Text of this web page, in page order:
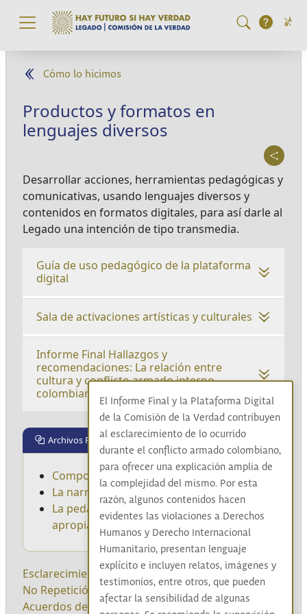
Pasar al contenido principal
Cómo lo hicimos
Productos y formatos en
lenguajes diversos
Desarrollar acciones, herramientas pedagógicas y
comunicativas, usando lenguajes diversos y
contenidos en formatos digitales, para así darle al
Legado una intención de tipo transmedia.
Guía de uso pedagógico de la plataforma
digital
Sala de activaciones artísticas y culturales
Informe Final Hallazgos y
recomendaciones: La relación entre
cultura y conflicto armado interno
colombiano.
Archivos Relacionados
Componentes de la estrategia
La narrativa del Legado
La pedagogía para la movilización y la
apropiación social del Legado
Esclarecimiento|Reconocimiento|Convivencia|
No Repetición
|Diálogo social|Sistematización
Acuerdos de Paz|Pleno de comisionados|
El Informe Final y la Plataforma Digital
de la Comisión de la Verdad contribuyen
al esclarecimiento de lo ocurrido
durante el conflicto armado colombiano,
para ofrecer una explicación amplia de
la complejidad del mismo. Por esta
razón, algunos contenidos hacen
evidentes las violaciones a Derechos
Humanos y Derecho Internacional
Humanitario, presentan lenguaje
explícito e incluyen relatos, imágenes y
testimonios, entre otros, que pueden
afectar la sensibilidad de algunas